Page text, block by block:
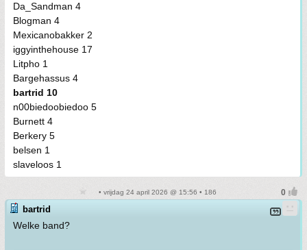
Da_Sandman 4
Blogman 4
Mexicanobakker 2
iggyinthehouse 17
Litpho 1
Bargehassus 4
bartrid 10
n00biedoobiedoo 5
Burnett 4
Berkery 5
belsen 1
slaveloos 1
• vrijdag 24 april 2026 @ 15:56 • 186
bartrid
Welke band?